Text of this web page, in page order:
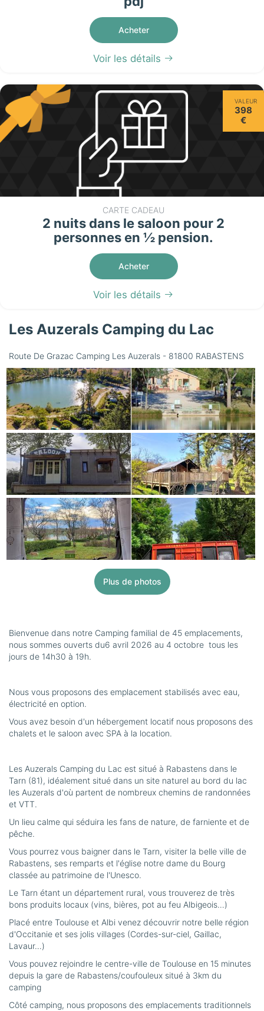
Acheter
Voir les détails
VALEUR
398
€
CARTE CADEAU
2 nuits dans le saloon pour 2
personnes en ½ pension.
Acheter
Voir les détails
Les Auzerals Camping du Lac
Route De Grazac Camping Les Auzerals - 81800 RABASTENS
Plus de photos
Bienvenue dans notre Camping familial de 45 emplacements,
nous sommes ouverts du6 avril 2026 au 4 octobre tous les
jours de 14h30 à 19h.
Nous vous proposons des emplacement stabilisés avec eau,
électricité en option.
Vous avez besoin d'un hébergement locatif nous proposons des
chalets et le saloon avec SPA à la location.
Les Auzerals Camping du Lac est situé à Rabastens dans le
Tarn (81), idéalement situé dans un site naturel au bord du lac
les Auzerals d'où partent de nombreux chemins de randonnées
et VTT.
Un lieu calme qui séduira les fans de nature, de farniente et de
pêche.
Vous pourrez vous baigner dans le Tarn, visiter la belle ville de
Rabastens, ses remparts et l'église notre dame du Bourg
classée au patrimoine de l'Unesco.
Le Tarn étant un département rural, vous trouverez de très
bons produits locaux (vins, bières, pot au feu Albigeois…)
Placé entre Toulouse et Albi venez découvrir notre belle région
d'Occitanie et ses jolis villages (Cordes-sur-ciel, Gaillac,
Lavaur…)
Vous pouvez rejoindre le centre-ville de Toulouse en 15 minutes
depuis la gare de Rabastens/coufouleux situé à 3km du
camping
Côté camping, nous proposons des emplacements traditionnels